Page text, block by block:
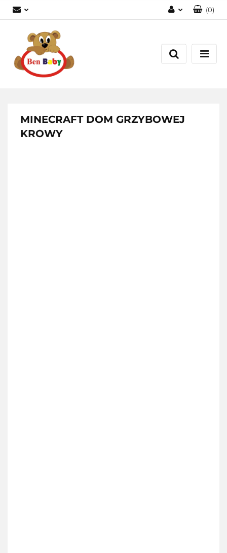
Zarejestruj się
Dodaj zgłoszenie
(0)
MINECRAFT DOM GRZYBOWEJ
KROWY